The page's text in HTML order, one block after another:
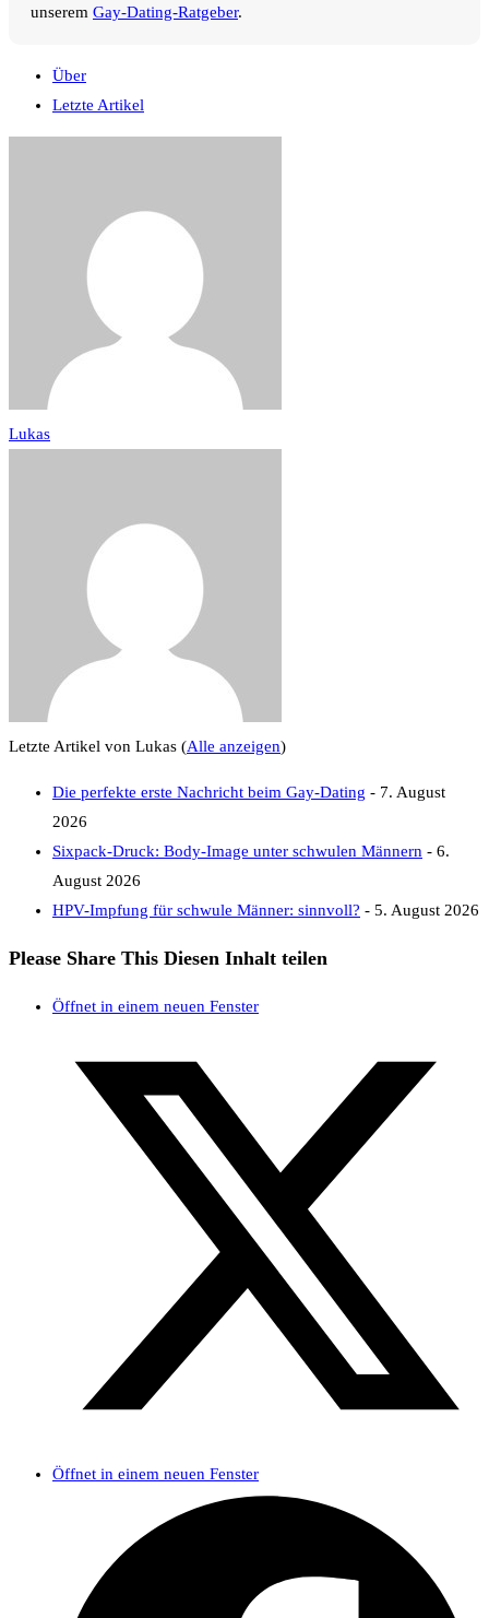
unserem Gay-Dating-Ratgeber.
Über
Letzte Artikel
Lukas
Letzte Artikel von Lukas (Alle anzeigen)
Die perfekte erste Nachricht beim Gay-Dating - 7. August
2026
Sixpack-Druck: Body-Image unter schwulen Männern - 6.
August 2026
HPV-Impfung für schwule Männer: sinnvoll? - 5. August 2026
Please Share This Diesen Inhalt teilen
Öffnet in einem neuen Fenster
Öffnet in einem neuen Fenster